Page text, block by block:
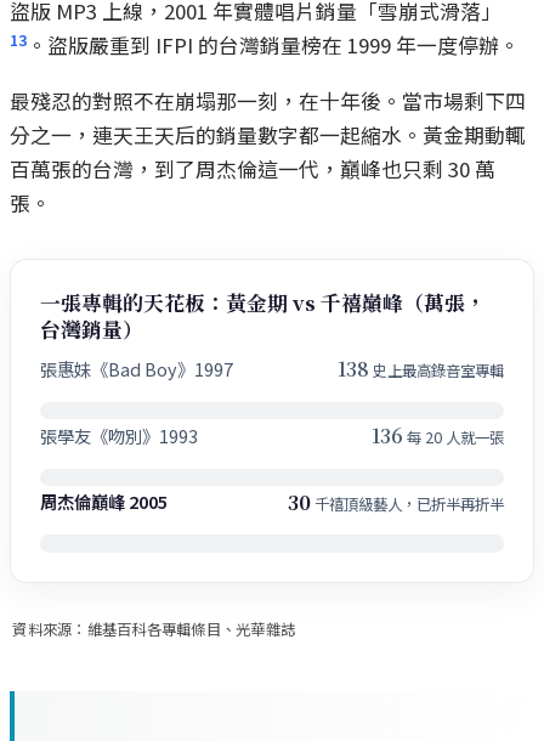
盜版 MP3 上線，2001 年實體唱片銷量「雪崩式滑落」
13 。盜版嚴重到 IFPI 的台灣銷量榜在 1999 年一度停辦。
最殘忍的對照不在崩塌那一刻，在十年後。當市場剩下四
分之一，連天王天后的銷量數字都一起縮水。黃金期動輒
百萬張的台灣，到了周杰倫這一代，巔峰也只剩 30 萬
張。
一張專輯的天花板：黃金期 vs 千禧巔峰（萬張，
台灣銷量）
張惠妹《Bad Boy》1997 138 史上最高錄音室專輯
張學友《吻別》1993 136 每 20 人就一張
周杰倫巔峰 2005 30 千禧頂級藝人，已折半再折半
資料來源：維基百科各專輯條目、光華雜誌